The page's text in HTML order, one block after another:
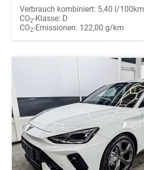
Verbrauch kombiniert: 5,40 l/100km
CO2-Klasse: D
CO2-Emissionen: 122,00 g/km